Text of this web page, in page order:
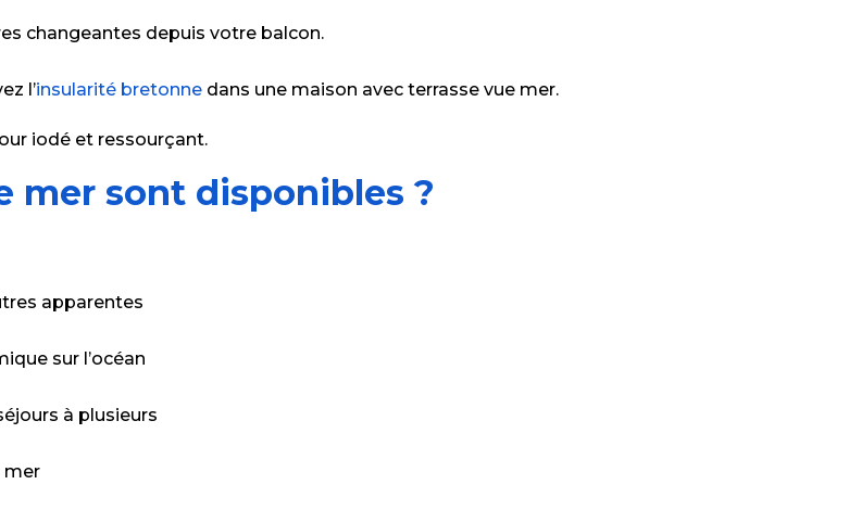
changeantes depuis votre balcon.
l’insularité bretonne dans une maison avec terrasse vue mer.
iodé et ressourçant.
mer sont disponibles ?
apparentes
sur l’océan
à plusieurs
mer